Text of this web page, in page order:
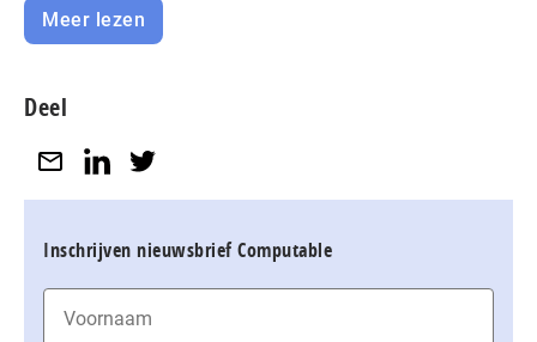
Meer lezen
Deel
Inschrijven nieuwsbrief Computable